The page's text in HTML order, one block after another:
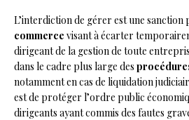
L’interdiction de gérer est une sanction
commerce visant à écarter
dirigeant de la gestion de toute
dans le cadre plus large des
notamment en cas de liquidation
est de protéger l’ordre public
dirigeants ayant commis des fautes